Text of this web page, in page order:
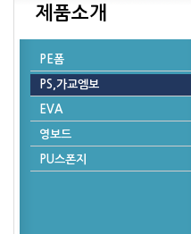
제품소개
PE폼
PS,가교엠보
EVA
영보드
PU스폰지